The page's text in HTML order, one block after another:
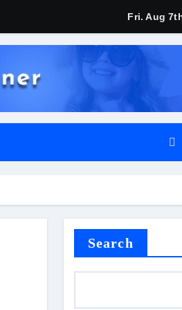
Fri. Aug
Search